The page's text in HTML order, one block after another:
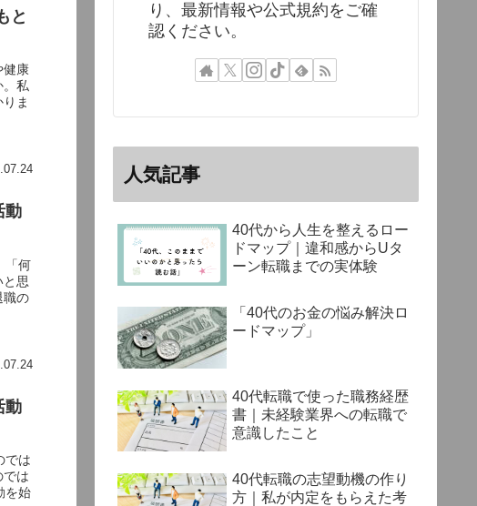
と
健康
。私
ま
動
「何
と思
職の
動
では
では
を始
り、最新情報や公式規約をご確
認ください。
人気記事
40代から人生を整えるロー
ドマップ｜違和感からUタ
ーン転職までの実体験
「40代のお金の悩み解決ロ
ードマップ」
40代転職で使った職務経歴
書｜未経験業界への転職で
意識したこと
40代転職の志望動機の作り
方｜私が内定をもらえた考